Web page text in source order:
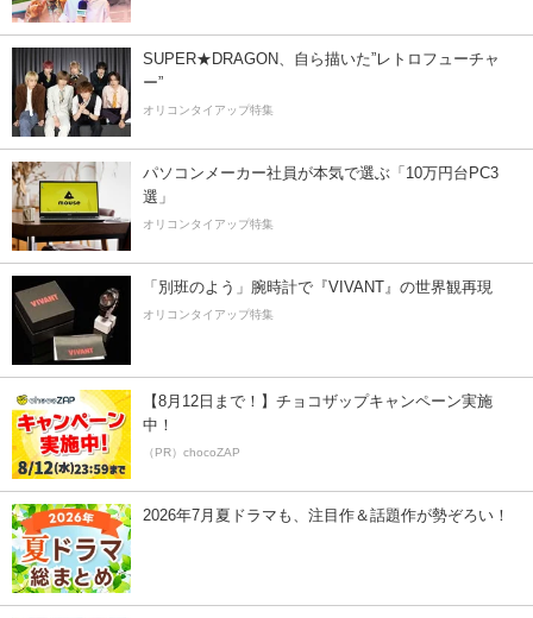
SUPER★DRAGON、自ら描いた”レトロフューチャ
ー”
オリコンタイアップ特集
パソコンメーカー社員が本気で選ぶ「10万円台PC3
選」
オリコンタイアップ特集
「別班のよう」腕時計で『VIVANT』の世界観再現
オリコンタイアップ特集
【8月12日まで！】チョコザップキャンペーン実施
中！
（PR）chocoZAP
2026年7月夏ドラマも、注目作＆話題作が勢ぞろい！